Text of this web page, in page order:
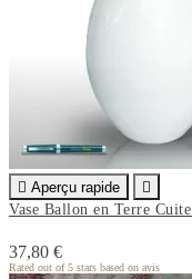
 Aperçu rapide

Vase Ballon en Terre
37,80 €
Rated out of 5 stars based on avis